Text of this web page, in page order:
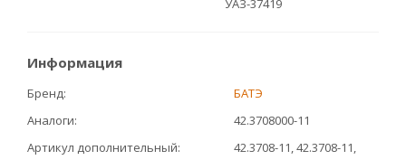
УАЗ-37419
Информация
Бренд
БАТЭ
Аналоги
42.3708000-11
Артикул дополнительный
42.3708-11, 42.3708-11,